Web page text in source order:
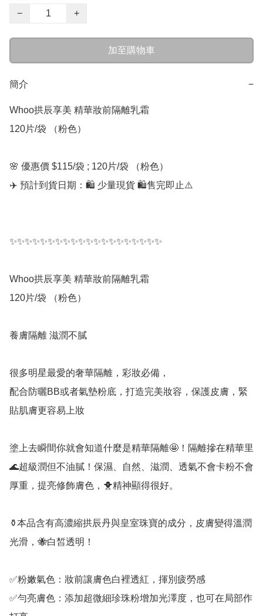
−
+
加至購物車
簡介 −
Whoo拱辰享美 精華妝前隔離乳霜
120片/袋 （粉色）
🌸 優惠價 $115/袋 ; 120片/袋 （粉色）
✈️ 預計到貨日期：🛍️ 少量現貨 🛍️售完即止⚠️
✨✨✨✨✨✨✨✨✨✨✨✨✨✨✨✨✨✨✨✨
Whoo拱辰享美 精華妝前隔離乳霜
120片/袋 （粉色）
養膚隔離 滋潤不膩
很多明星最愛的奢華隔離，彩妝必備，
配合防曬BB或者氣墊粉底，打造完美妝容，保護皮膚，緊
貼肌膚更容易上妝
塗上去瞬間你就會知道什麼是精華隔離🤩！隔離摻在精華里
🌊超級潤但不油膩！保濕、自然、滋潤、透氣不會卡粉不會
厚重，提亮修飾膚色，🐥精神顯得很好。
⚱️本品含有高濃縮拱辰丹與皇室珠寶的成分，皮膚變得溫潤
光滑，🐝白皙透明！
✅粉嫩氣色：妝前讓膚色白裡透紅，揮別疲勞感
✅勻亮膚色：添加超微細珍珠粉增加光澤度，也可在局部作